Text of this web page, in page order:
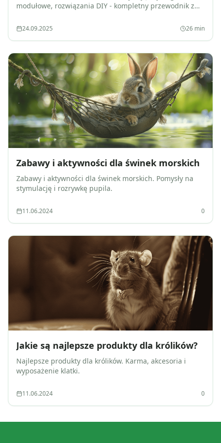
modułowe, rozwiązania DIY - kompletny przewodnik z
weterynaryjnymi.
24.09.2025 26 min
Zabawy i aktywności dla świnek morskich
Zabawy i aktywności dla świnek morskich. Pomysły na
stymulację i rozrywkę pupila.
11.06.2024 0
Jakie są najlepsze produkty dla królików?
Najlepsze produkty dla królików. Karma, akcesoria i
wyposażenie klatki.
11.06.2024 0